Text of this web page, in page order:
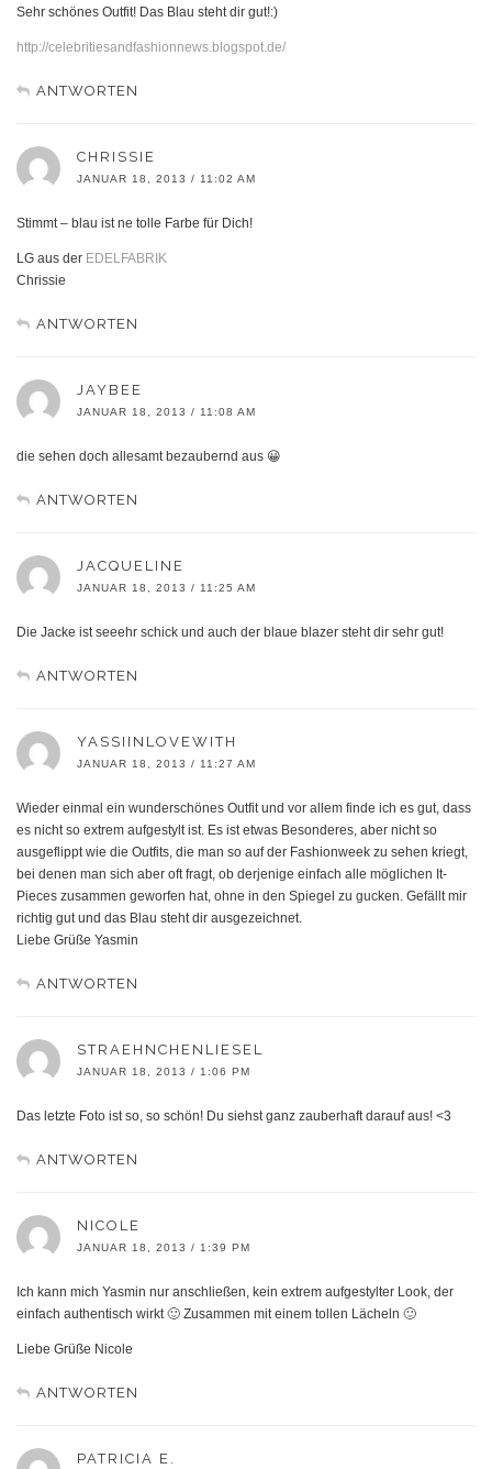
Sehr schönes Outfit! Das Blau steht dir gut!:)
http://celebritiesandfashionnews.blogspot.de/
ANTWORTEN
CHRISSIE
JANUAR 18, 2013 / 11:02 AM
Stimmt – blau ist ne tolle Farbe für Dich!
LG aus der EDELFABRIK
Chrissie
ANTWORTEN
JAYBEE
JANUAR 18, 2013 / 11:08 AM
die sehen doch allesamt bezaubernd aus 😀
ANTWORTEN
JACQUELINE
JANUAR 18, 2013 / 11:25 AM
Die Jacke ist seeehr schick und auch der blaue blazer steht dir sehr gut!
ANTWORTEN
YASSIINLOVEWITH
JANUAR 18, 2013 / 11:27 AM
Wieder einmal ein wunderschönes Outfit und vor allem finde ich es gut, dass
es nicht so extrem aufgestylt ist. Es ist etwas Besonderes, aber nicht so
ausgeflippt wie die Outfits, die man so auf der Fashionweek zu sehen kriegt,
bei denen man sich aber oft fragt, ob derjenige einfach alle möglichen It-
Pieces zusammen geworfen hat, ohne in den Spiegel zu gucken. Gefällt mir
richtig gut und das Blau steht dir ausgezeichnet.
Liebe Grüße Yasmin
ANTWORTEN
STRAEHNCHENLIESEL
JANUAR 18, 2013 / 1:06 PM
Das letzte Foto ist so, so schön! Du siehst ganz zauberhaft darauf aus! <3
ANTWORTEN
NICOLE
JANUAR 18, 2013 / 1:39 PM
Ich kann mich Yasmin nur anschließen, kein extrem aufgestylter Look, der
einfach authentisch wirkt 🙂 Zusammen mit einem tollen Lächeln 🙂
Liebe Grüße Nicole
ANTWORTEN
PATRICIA E.